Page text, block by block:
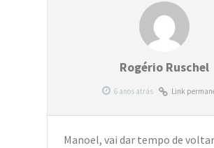
Rogério Ruschel
Link
Manoel, vai dar tempo de